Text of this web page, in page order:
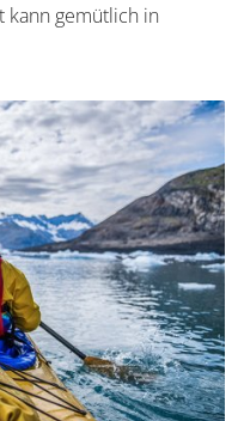
Paddel getrennt
kann gemütlich in